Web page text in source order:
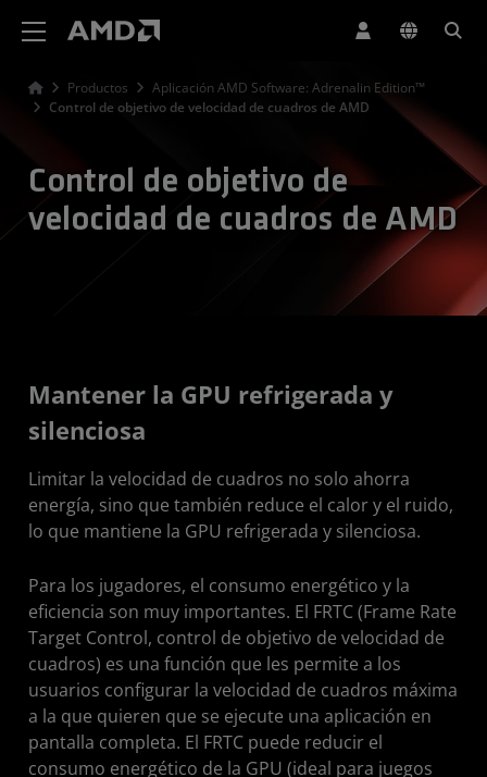
Productos
Aplicación AMD Software: Adrenalin Edition™
Control de objetivo de velocidad de cuadros de AMD
Control de objetivo de
velocidad de cuadros de AMD
Mantener la GPU refrigerada y
silenciosa
Limitar la velocidad de cuadros no solo ahorra
energía, sino que también reduce el calor y el ruido,
lo que mantiene la GPU refrigerada y silenciosa.
Para los jugadores, el consumo energético y la
eficiencia son muy importantes. El FRTC (Frame Rate
Target Control, control de objetivo de velocidad de
cuadros) es una función que les permite a los
usuarios configurar la velocidad de cuadros máxima
a la que quieren que se ejecute una aplicación en
pantalla completa. El FRTC puede reducir el
consumo energético de la GPU (ideal para juegos